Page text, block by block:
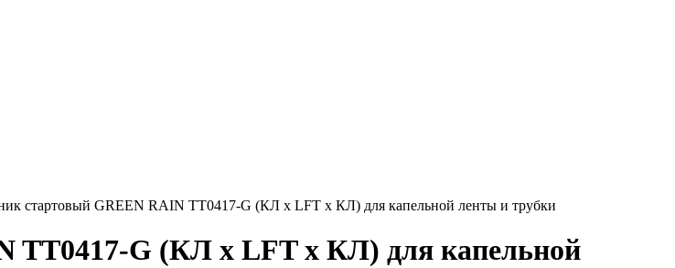
стартовый GREEN RAIN TT0417-G (КЛ x LFT x КЛ) для капельной ленты и трубки
TT0417-G (КЛ x LFT x КЛ) для капельной